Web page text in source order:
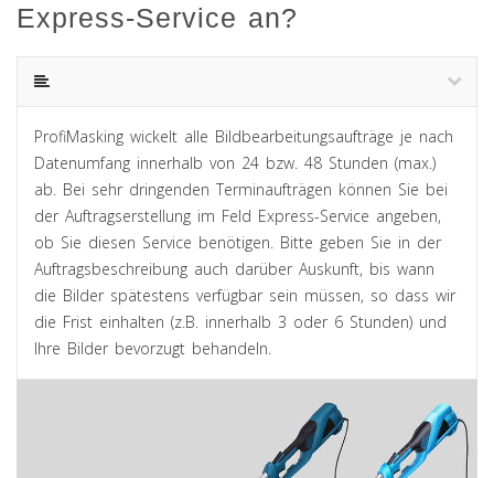
Express-Service an?
ProfiMasking wickelt alle Bildbearbeitungsaufträge je nach
Datenumfang innerhalb von 24 bzw. 48 Stunden (max.)
ab. Bei sehr dringenden Terminaufträgen können Sie bei
der Auftragserstellung im Feld Express-Service angeben,
ob Sie diesen Service benötigen. Bitte geben Sie in der
Auftragsbeschreibung auch darüber Auskunft, bis wann
die Bilder spätestens verfügbar sein müssen, so dass wir
die Frist einhalten (z.B. innerhalb 3 oder 6 Stunden) und
Ihre Bilder bevorzugt behandeln.